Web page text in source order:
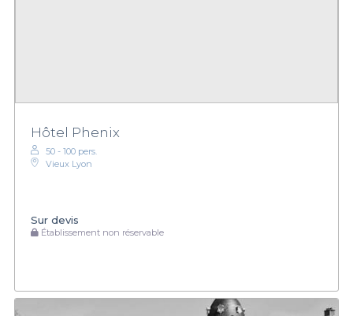
Hôtel Phenix
50 - 100 pers.
Vieux Lyon
Sur devis
Établissement non réservable